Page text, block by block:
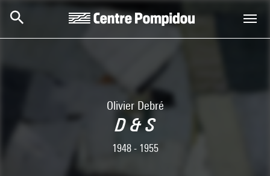
Skip to main content
Centre Pompidou
Olivier Debré
D & S
1948 - 1955